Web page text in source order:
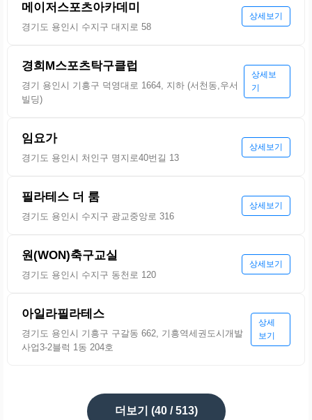
메이저스포츠아카데미
경기도 용인시 수지구 대지로 58
상세보기
경희M스포츠탁구클럽
경기 용인시 기흥구 덕영대로 1664, 지하 (서천동,우서
빌딩)
상세보
기
임요가
경기도 용인시 처인구 명지로40번길 13
상세보기
필라테스 더 룸
경기도 용인시 수지구 광교중앙로 316
상세보기
원(WON)축구교실
경기도 용인시 수지구 동천로 120
상세보기
아일라필라테스
경기도 용인시 기흥구 구갈동 662, 기흥역세권도시개발
사업3-2블럭 1동 204호
상세
보기
더보기 (40/ 513)